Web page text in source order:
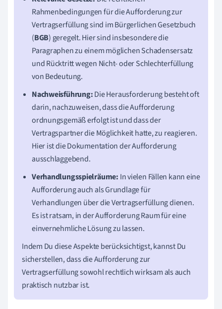
Rahmenbedingungen für die Aufforderung zur
Vertragserfüllung sind im Bürgerlichen Gesetzbuch
(BGB) geregelt. Hier sind insbesondere die
Paragraphen zu einem möglichen Schadensersatz
und Rücktritt wegen Nicht- oder Schlechterfüllung
von Bedeutung.
Nachweisführung:Die Herausforderung besteht oft
darin, nachzuweisen, dass die Aufforderung
ordnungsgemäß erfolgt ist und dass der
Vertragspartner die Möglichkeit hatte, zu reagieren.
Hier ist die Dokumentation der Aufforderung
ausschlaggebend.
Verhandlungsspielräume: In vielen Fällen kann eine
Aufforderung auch als Grundlage für
Verhandlungen über die Vertragserfüllung dienen.
Es ist ratsam, in der Aufforderung Raum für eine
einvernehmliche Lösung zu lassen.
Indem Du diese Aspekte berücksichtigst, kannst Du
sicherstellen, dass die Aufforderung zur
Vertragserfüllung sowohl rechtlich wirksam als auch
praktisch nutzbar ist.